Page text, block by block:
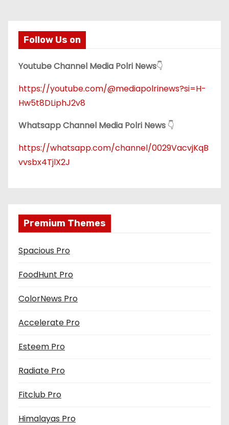
Follow Us on
Youtube Channel Media Polri News👇
https://youtube.com/@mediapolrinews?si=H-
Hw5t8DLiphJ2v8
Whatsapp Channel Media Polri News 👇
https://whatsapp.com/channel/0029VacvjKqB
vvsbx4TjlX2J
Premium Themes
Spacious Pro
FoodHunt Pro
ColorNews Pro
Accelerate Pro
Esteem Pro
Radiate Pro
Fitclub Pro
Himalayas Pro